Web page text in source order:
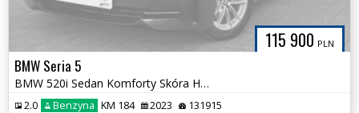
115 900 PLN
BMW Seria 5
BMW 520i Sedan Komforty Skóra Harman 4Strefy Asystent Śliczne wnętrze
2.0 Benzyna KM 184 2023 131915